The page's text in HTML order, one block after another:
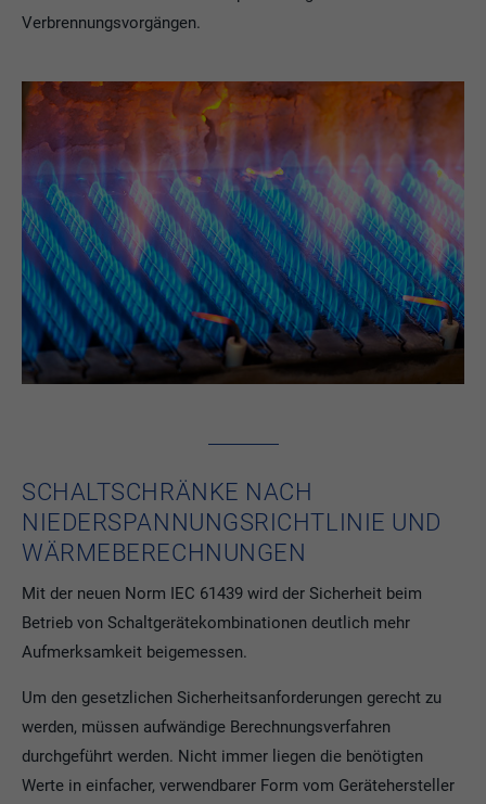
Verbrennungsvorgängen.
SCHALTSCHRÄNKE NACH
NIEDERSPANNUNGSRICHTLINIE UND
WÄRMEBERECHNUNGEN
Mit der neuen Norm IEC 61439 wird der Sicherheit beim
Betrieb von Schaltgerätekombinationen deutlich mehr
Aufmerksamkeit beigemessen.
Um den gesetzlichen Sicherheitsanforderungen gerecht zu
werden, müssen aufwändige Berechnungsverfahren
durchgeführt werden. Nicht immer liegen die benötigten
Werte in einfacher, verwendbarer Form vom Gerätehersteller